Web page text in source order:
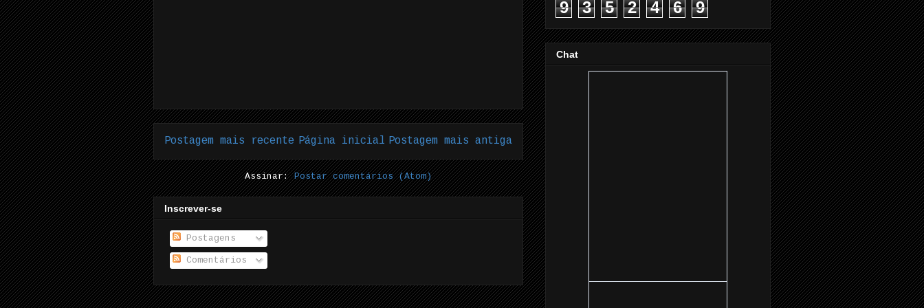
Postagem mais recente Postagem mais antiga
Página inicial
Assinar:Postar comentários (Atom)
Inscrever-se
Postagens
Comentários
9 3 5 2 4 6 9
Chat